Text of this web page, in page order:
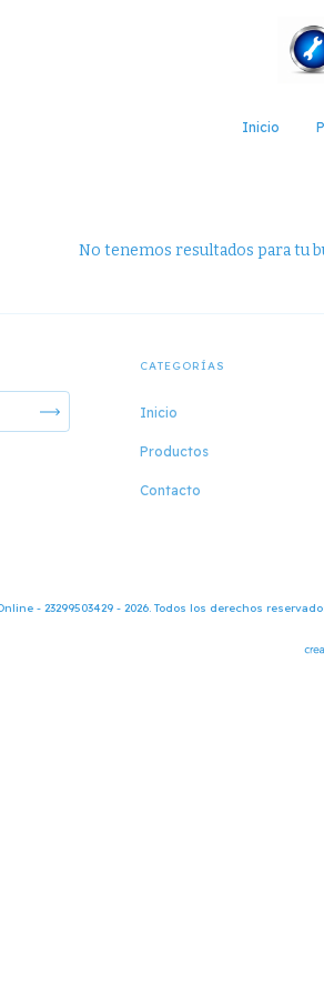
Inicio
No tenemos resultados para tu
CATEGORÍAS
Inicio
Productos
Contacto
- 23299503429 - 2026. Todos los derechos